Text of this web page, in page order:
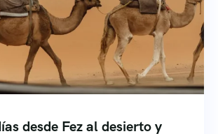
desde Fez al desierto y